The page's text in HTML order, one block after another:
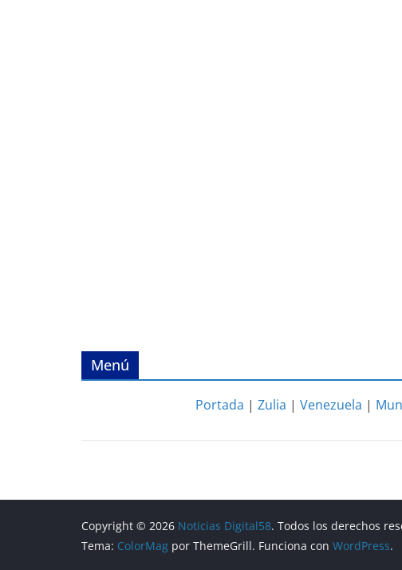
Menú
Portada | Zulia | Venezuela |
Copyright © 2026 Noticias Digital58. Todos los derechos
Tema: ColorMag por ThemeGrill. Funciona con WordPress.